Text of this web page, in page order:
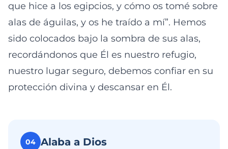
que hice a los egipcios, y cómo os tomé sobre
alas de águilas, y os he traído a mí”. Hemos
sido colocados bajo la sombra de sus alas,
recordándonos que Él es nuestro refugio,
nuestro lugar seguro, debemos confiar en su
protección divina y descansar en Él.
04 Alaba a Dios